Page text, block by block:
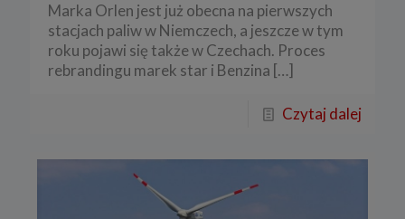
Marka Orlen jest już obecna na pierwszych
stacjach paliw w Niemczech, a jeszcze w tym
roku pojawi się także w Czechach. Proces
rebrandingu marek star i Benzina […]
Czytaj dalej